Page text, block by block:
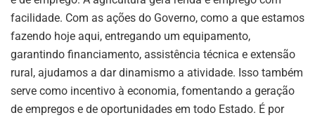
facilidade. Com as ações do Governo, como a que estamos
fazendo hoje aqui, entregando um equipamento,
garantindo financiamento, assistência técnica e extensão
rural, ajudamos a dar dinamismo a atividade. Isso também
serve como incentivo à economia, fomentando a geração
de empregos e de oportunidades em todo Estado. É por